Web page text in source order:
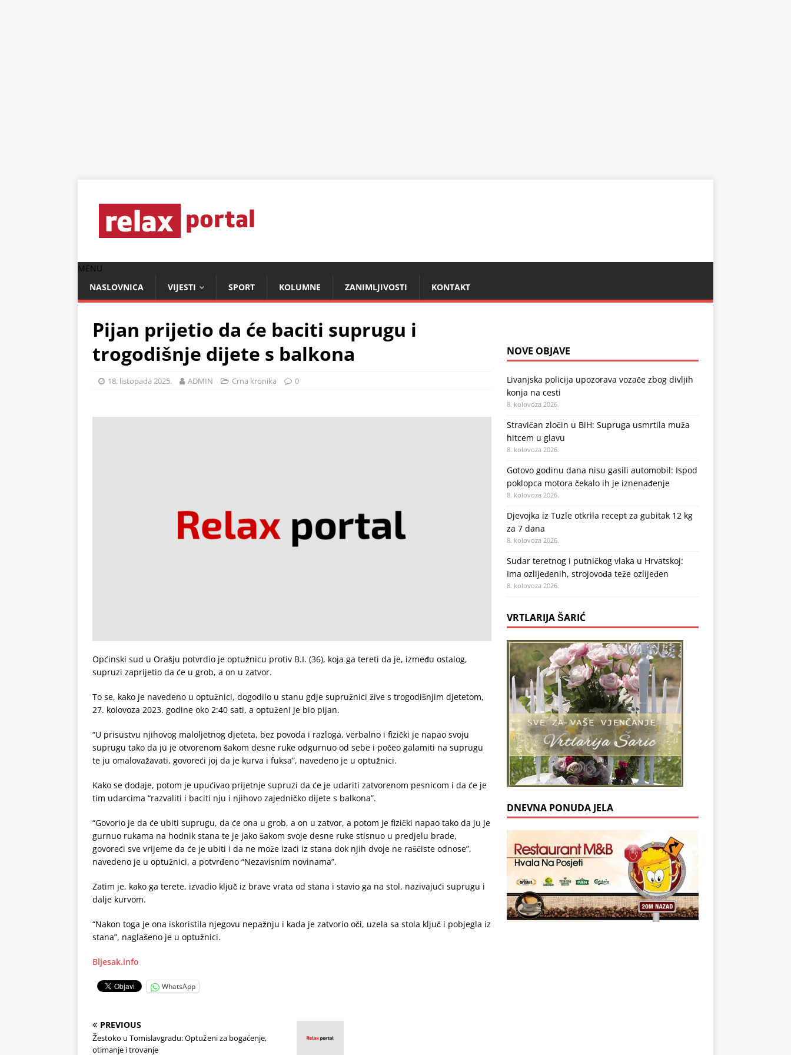
MENU
NASLOVNICA
VIJESTI SPORT KOLUMNE ZANIMLJIVOSTI KONTAKT
Pijan prijetio da će baciti suprugu i
trogodišnje dijete s balkona
18. listopada 2025. ADMIN Crna kronika 0
Općinski sud u Orašju potvrdio je optužnicu protiv B.I. (36), koja ga tereti da je, između ostalog,
supruzi zaprijetio da će u grob, a on u zatvor.
To se, kako je navedeno u optužnici, dogodilo u stanu gdje supružnici žive s trogodišnjim djetetom,
27. kolovoza 2023. godine oko 2:40 sati, a optuženi je bio pijan.
“U prisustvu njihovog maloljetnog djeteta, bez povoda i razloga, verbalno i fizički je napao svoju
suprugu tako da ju je otvorenom šakom desne ruke odgurnuo od sebe i počeo galamiti na suprugu
te ju omalovažavati, govoreći joj da je kurva i fuksa”, navedeno je u optužnici.
Kako se dodaje, potom je upućivao prijetnje supruzi da će je udariti zatvorenom pesnicom i da će je
tim udarcima “razvaliti i baciti nju i njihovo zajedničko dijete s balkona”.
“Govorio je da će ubiti suprugu, da će ona u grob, a on u zatvor, a potom je fizički napao tako da ju je
gurnuo rukama na hodnik stana te je jako šakom svoje desne ruke stisnuo u predjelu brade,
govoreći sve vrijeme da će je ubiti i da ne može izaći iz stana dok njih dvoje ne raščiste odnose”,
navedeno je u optužnici, a potvrđeno “Nezavisnim novinama”.
Zatim je, kako ga terete, izvadio ključ iz brave vrata od stana i stavio ga na stol, nazivajući suprugu i
dalje kurvom.
“Nakon toga je ona iskoristila njegovu nepažnju i kada je zatvorio oči, uzela sa stola ključ i pobjegla iz
stana”, naglašeno je u optužnici.
Bljesak.info
WhatsApp
PREVIOUS
Žestoko u Tomislavgradu: Optuženi za bogaćenje,
otimanje i trovanje
NOVE OBJAVE
Livanjska policija upozorava vozače zbog divljih
konja na cesti
8. kolovoza 2026.
Stravičan zločin u BiH: Supruga usmrtila muža
hitcem u glavu
8. kolovoza 2026.
Gotovo godinu dana nisu gasili automobil: Ispod
poklopca motora čekalo ih je iznenađenje
8. kolovoza 2026.
Djevojka iz Tuzle otkrila recept za gubitak 12 kg
za 7 dana
8. kolovoza 2026.
Sudar teretnog i putničkog vlaka u Hrvatskoj:
Ima ozlijeđenih, strojovođa teže ozlijeđen
8. kolovoza 2026.
VRTLARIJA ŠARIĆ
DNEVNA PONUDA JELA